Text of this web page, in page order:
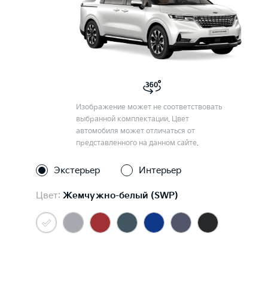
Изображение может не соответствовать
выбранной комплектации. Цвет
автомобиля может отличаться от
представленного на данном сайте.
Экстерьер Интерьер
Цвет: Жемчужно-белый (SWP)